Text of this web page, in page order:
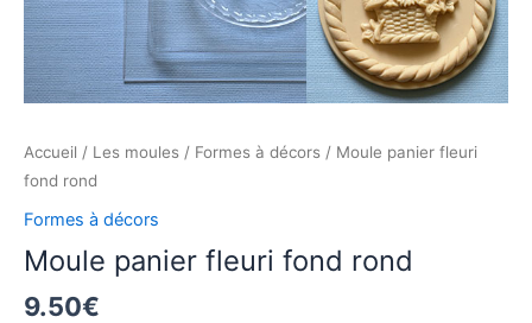
Accueil / Les moules / Formes à décors / Moule panier fleuri
fond rond
Formes à décors
Moule panier fleuri fond rond
9.50€